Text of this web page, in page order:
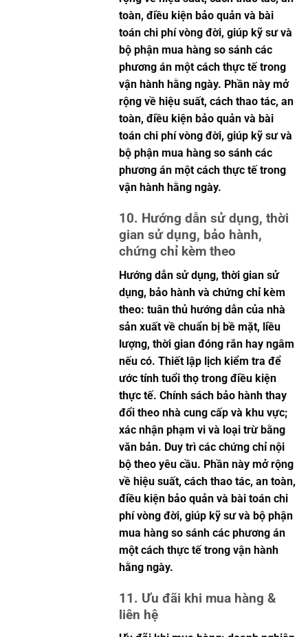
toàn, điều kiện bảo quản và bài
toán chi phí vòng đời, giúp kỹ sư và
bộ phận mua hàng so sánh các
phương án một cách thực tế trong
vận hành hằng ngày. Phần này mở
rộng về hiệu suất, cách thao tác, an
toàn, điều kiện bảo quản và bài
toán chi phí vòng đời, giúp kỹ sư và
bộ phận mua hàng so sánh các
phương án một cách thực tế trong
vận hành hằng ngày.
10. Hướng dẫn sử dụng, thời
gian sử dụng, bảo hành,
chứng chỉ kèm theo
Hướng dẫn sử dụng, thời gian sử
dụng, bảo hành và chứng chỉ kèm
theo: tuân thủ hướng dẫn của nhà
sản xuất về chuẩn bị bề mặt, liều
lượng, thời gian đóng rắn hay ngâm
nếu có. Thiết lập lịch kiểm tra để
ước tính tuổi thọ trong điều kiện
thực tế. Chính sách bảo hành thay
đổi theo nhà cung cấp và khu vực;
xác nhận phạm vi và loại trừ bằng
văn bản. Duy trì các chứng chỉ nội
bộ theo yêu cầu. Phần này mở rộng
về hiệu suất, cách thao tác, an toàn,
điều kiện bảo quản và bài toán chi
phí vòng đời, giúp kỹ sư và bộ phận
mua hàng so sánh các phương án
một cách thực tế trong vận hành
hằng ngày.
11. Ưu đãi khi mua hàng &
liên hệ